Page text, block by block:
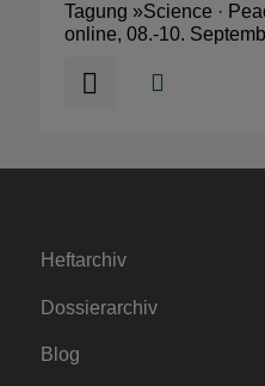
Tagung »Science ·
online, 08.-10.
Heftarchiv
Dossierarchiv
Blog